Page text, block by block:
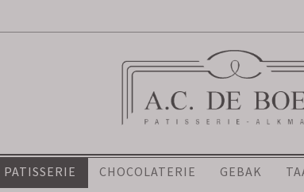
PATISSERIE CHOCOLATERIE GEBAK